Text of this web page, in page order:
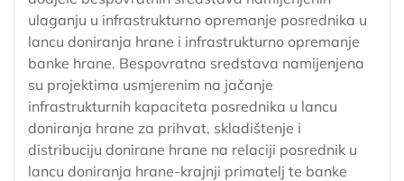
ulaganju u infrastrukturno opremanje posrednika u
lancu doniranja hrane i infrastrukturno opremanje
banke hrane. Bespovratna sredstava namijenjena
su projektima usmjerenim na jačanje
infrastrukturnih kapaciteta posrednika u lancu
doniranja hrane za prihvat, skladištenje i
distribuciju donirane hrane na relaciji posrednik u
lancu doniranja hrane-krajnji primatelj te banke